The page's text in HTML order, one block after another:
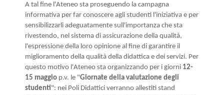
A tal fine l 'Ateneo sta proseguendo la campagna
informativa per far conoscere agli studenti l'iniziativa e per
sensibilizzarli adeguatamente sull'importanza che sta
rivestendo, nel sistema di assicurazione della qualità,
l'espressione della loro opinione al fine di garantire il
miglioramento della qualità della didattica e dei servizi. Per
questo motivo l'Ateneo sta organizzando per i giorni 12-
15 maggio p.v. le "Giornate della valutazione degli
studenti": nei Poli Didattici verranno allestiti stand